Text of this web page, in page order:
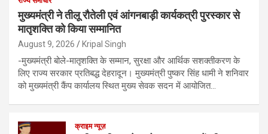
मुख्यमंत्री ने तीलू रौतेली एवं आंगनबाड़ी कार्यकत्री पुरस्कार से
मातृशक्ति को किया सम्मानित
August 9, 2026 Kripal Singh
-मुख्यमंत्री बोले-मातृशक्ति के सम्मान, सुरक्षा और आर्थिक सशक्तीकरण के
लिए राज्य सरकार प्रतिबद्ध देहरादून। मुख्यमंत्री पुष्कर सिंह धामी ने शनिवार
को मुख्यमंत्री कैंप कार्यालय स्थित मुख्य सेवक सदन में आयोजित…
क्राइम न्यूज़